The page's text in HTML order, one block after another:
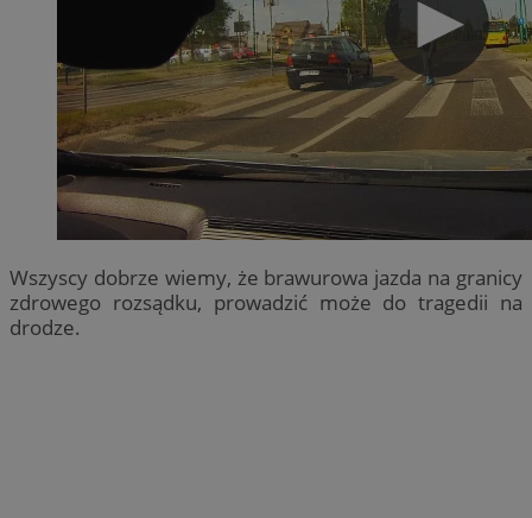
Wszyscy dobrze wiemy, że brawurowa jazda na granicy
zdrowego rozsądku, prowadzić może do tragedii na
drodze.